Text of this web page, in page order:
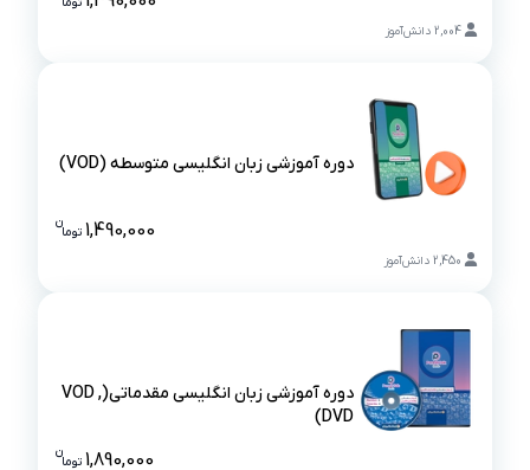
2,004 دانش‌آموز
2,450 دانش‌آموز
دوره آموزشی زبان انگلیسی متوسطه (VOD)
دوره آموزشی زبان انگلیسی متوسطه (VOD)
1,490,000 توما
ن
دوره آموزشی زبان انگلیسی مقدماتی(VOD , DVD)
دوره آموزشی زبان انگلیسی مقدماتی(VOD ,
DVD)
1,890,000 توما
ن